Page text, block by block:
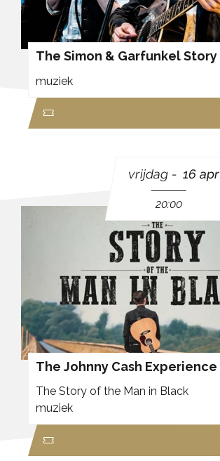
The Simon & Garfunkel Story
muziek
vrijdag 16 apr
20:00
The Johnny Cash Experience
The Story of the Man in Black
muziek